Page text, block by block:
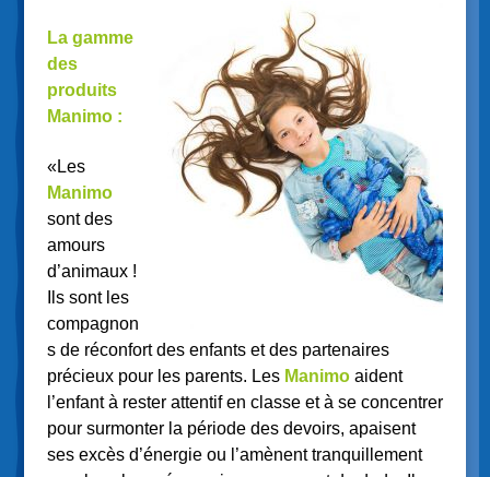
La gamme
des
produits
Manimo :
«Les
Manimo
sont des
amours
d’animaux !
Ils sont les
compagnon
s de réconfort des enfants et des partenaires
précieux pour les parents. Les Manimoaident
l’enfant à rester attentif en classe et à se concentrer
pour surmonter la période des devoirs, apaisent
ses excès d’énergie ou l’amènent tranquillement